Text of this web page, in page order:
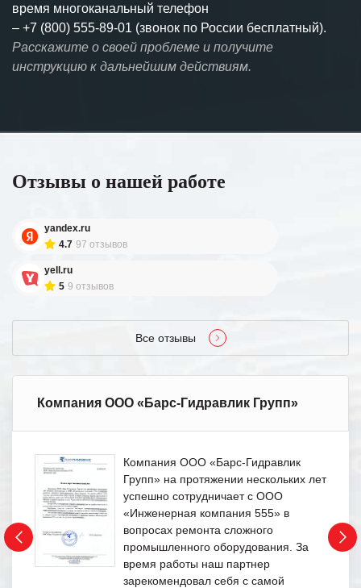
время многоканальный телефон
– +7 (800) 555-89-01 (звонок по России бесплатный).
Расскажите о своей проблеме и получите
инструкцию к дальнейшим действиям.
Отзывы о нашей работе
yandex.ru
4.7 97 отзывов
yell.ru
5 9 отзывов
Все отзывы
Компания ООО «Барс-Гидравлик Групп»
Компания ООО «Барс-Гидравлик
Групп» на протяжении нескольких лет
успешно сотрудничает с ООО
«Инженерная компания 555» в
вопросах ремонта сложного
промышленного оборудования. За
время работы наш партнер
зарекомендовал себя с самой